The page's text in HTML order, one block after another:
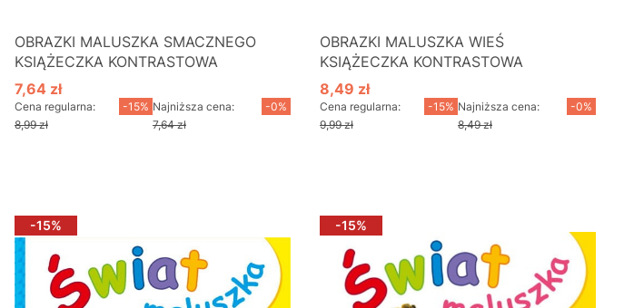
OBRAZKI MALUSZKA SMACZNEGO
KSIĄŻECZKA KONTRASTOWA
Cena promocyjna
7,64 zł
Cena regularna:
8,99 zł
-15% Najniższa cena:
7,64 zł
-0%
OBRAZKI MALUSZKA WIEŚ
KSIĄŻECZKA KONTRASTOWA
Cena promocyjna
8,49 zł
Cena regularna:
9,99 zł
-15% Najniższa cena:
8,49 zł
-0%
-15% -15%